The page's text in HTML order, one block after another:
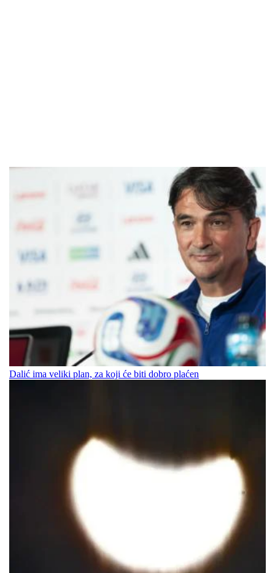
Dalić ima veliki plan, za koji će biti dobro plaćen